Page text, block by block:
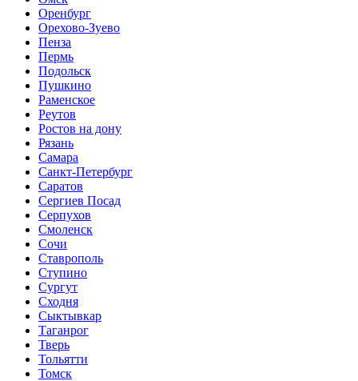
Оренбург
Орехово-Зуево
Пенза
Пермь
Подольск
Пушкино
Раменское
Реутов
Ростов на дону
Рязань
Самара
Санкт-Петербург
Саратов
Сергиев Посад
Серпухов
Смоленск
Сочи
Ставрополь
Ступино
Сургут
Сходня
Сыктывкар
Таганрог
Тверь
Тольятти
Томск